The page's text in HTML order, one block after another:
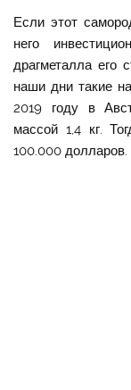
Если этот
него
драгметалла его
наши дни такие
2019 году в
массой 1,4 кг.
100.000 долларов.